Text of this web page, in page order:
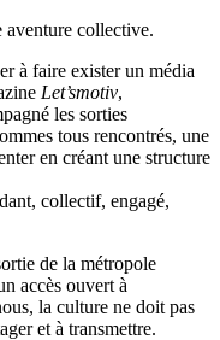
aventure collective.
à faire exister un média
Let’smotiv,
les sorties
tous rencontrés, une
en créant une structure
collectif, engagé,
de la métropole
accès ouvert à
la culture ne doit pas
et à transmettre.